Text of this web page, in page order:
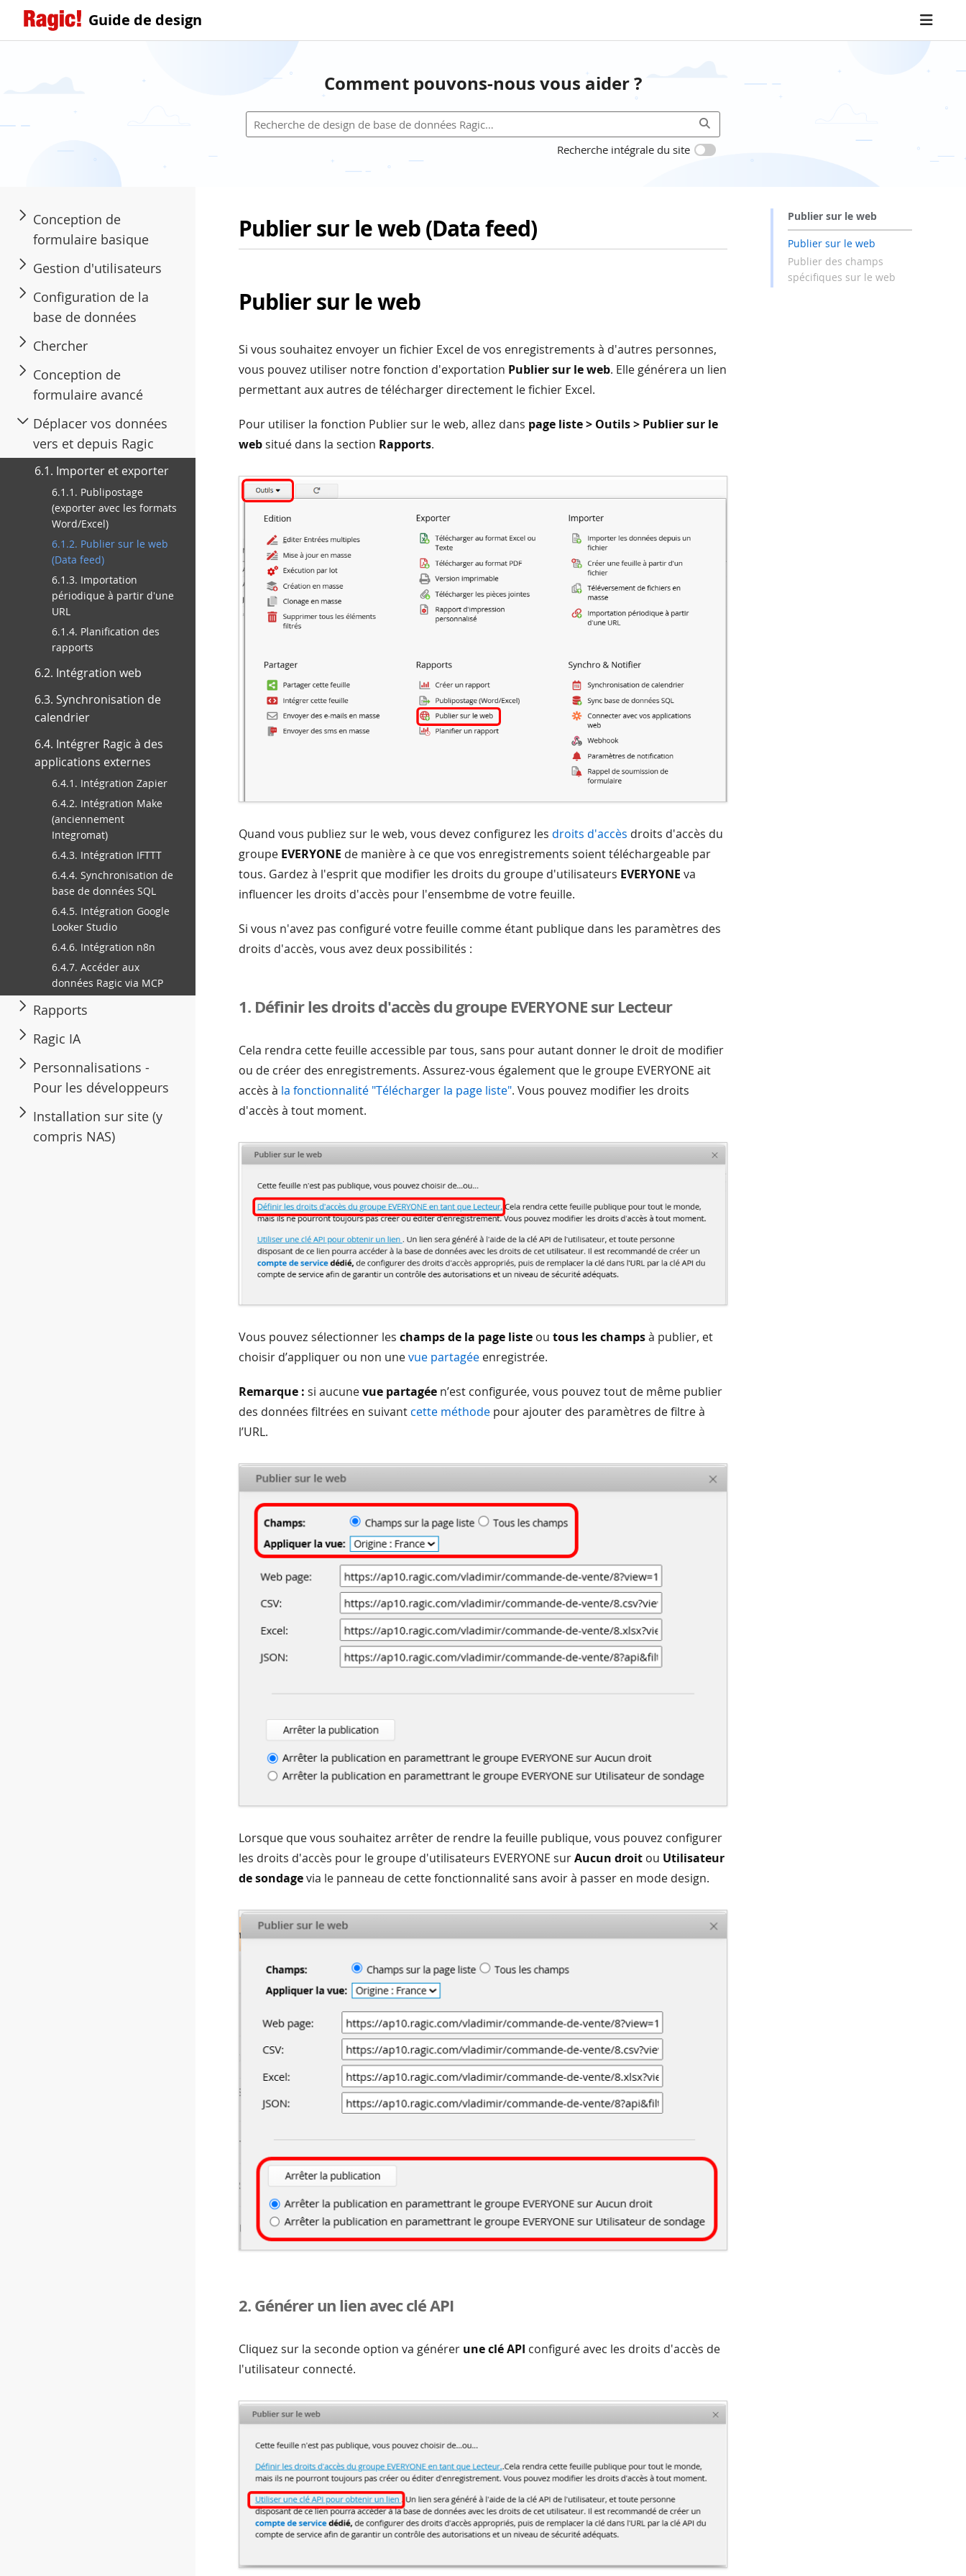
Guide de design
Comment pouvons-nous vous aider ?
Recherche intégrale du site
Conception de
formulaire basique
Gestion d'utilisateurs
Configuration de la
base de données
Chercher
Conception de
formulaire avancé
Déplacer vos données
vers et depuis Ragic
6.1. Importer et exporter
6.1.1. Publipostage
(exporter avec les formats
Word/Excel)
6.1.2. Publier sur le web
(Data feed)
6.1.3. Importation
périodique à partir d'une
URL
6.1.4. Planification des
rapports
6.2. Intégration web
6.3. Synchronisation de
calendrier
6.4. Intégrer Ragic à des
applications externes
6.4.1. Intégration Zapier
6.4.2. Intégration Make
(anciennement
Integromat)
6.4.3. Intégration IFTTT
6.4.4. Synchronisation de
base de données SQL
6.4.5. Intégration Google
Looker Studio
6.4.6. Intégration n8n
6.4.7. Accéder aux
données Ragic via MCP
Rapports
Ragic IA
Personnalisations -
Pour les développeurs
Installation sur site (y
compris NAS)
Publier sur le web
Publier sur le web
Publier des champs
spécifiques sur le web
Publier sur le web (Data feed)
Publier sur le web
Si vous souhaitez envoyer un fichier Excel de vos enregistrements à d'autres personnes,
vous pouvez utiliser notre fonction d'exportation Publier sur le web. Elle générera un lien
permettant aux autres de télécharger directement le fichier Excel.
Pour utiliser la fonction Publier sur le web, allez dans page liste > Outils > Publier sur le
websitué dans la section Rapports.
Quand vous publiez sur le web, vous devez configurez les droits d'accès droits d'accès du
groupe EVERYONE de manière à ce que vos enregistrements soient téléchargeable par
tous. Gardez à l'esprit que modifier les droits du groupe d'utilisateurs EVERYONE va
influencer les droits d'accès pour l'ensembme de votre feuille.
Si vous n'avez pas configuré votre feuille comme étant publique dans les paramètres des
droits d'accès, vous avez deux possibilités :
1. Définir les droits d'accès du groupe EVERYONE sur Lecteur
Cela rendra cette feuille accessible par tous, sans pour autant donner le droit de modifier
ou de créer des enregistrements. Assurez-vous également que le groupe EVERYONE ait
accès à la fonctionnalité "Télécharger la page liste". Vous pouvez modifier les droits
d'accès à tout moment.
Vous pouvez sélectionner les champs de la page liste ou tous les champsà publier, et
choisir d’appliquer ou non unevue partagée enregistrée.
Remarque : si aucunevue partagée n’est configurée, vous pouvez tout de même publier
des données filtrées en suivant cette méthode pour ajouter des paramètres de filtre à
l’URL.
Lorsque que vous souhaitez arrêter de rendre la feuille publique, vous pouvez configurer
les droits d'accès pour le groupe d'utilisateurs EVERYONE surAucun droit ou Utilisateur
de sondagevia le panneau de cette fonctionnalité sans avoir à passer en mode design.
2. Générer un lien avec clé API
Cliquez sur la seconde option va générer une clé API configuré avec les droits d'accès de
l'utilisateur connecté.